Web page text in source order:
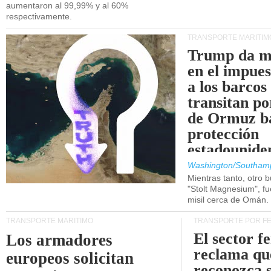
aumentaron al 99,99% y al 60%
respectivamente.
TRANSPORTE
Trump da
en el
a los barcos
transitan
de Ormuz
protección
Washington/
Mientras tanto, otro
"Stolt Magnesium",
misil cerca de Omán.
TRANSPORTE MARÍTIMO
Los armadores
europeos solicitan
TRANSPORTE POR
El sector
reclama